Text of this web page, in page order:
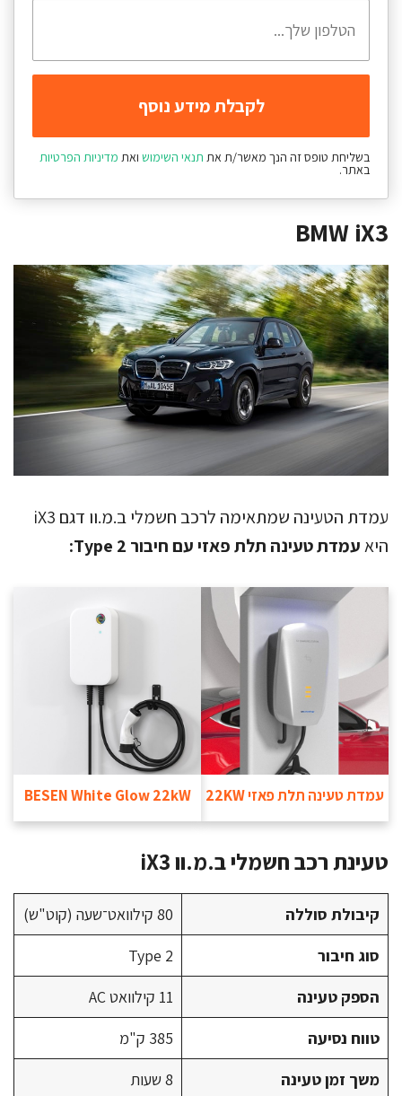
בשליחת טופס זה הנך מאשר/ת את תנאי השימוש ואת מדיניות הפרטיות
באתר.
BMW iX3
עמדת הטעינה שמתאימה לרכב חשמלי ב.מ.וו דגם iX3
היאעמדת טעינה תלת פאזי עם חיבור Type 2:
עמדת טעינה תלת פאזי 22KW BESEN White Glow 22kW
טעינת רכב חשמלי ב.מ.וו iX3
קיבולת סוללה
80 קילוואט־שעה (קוט"ש)
סוג חיבור
Type 2
הספק טעינה
11 קילוואט AC
טווח נסיעה
385 ק"מ
משך זמן טעינה
8 שעות